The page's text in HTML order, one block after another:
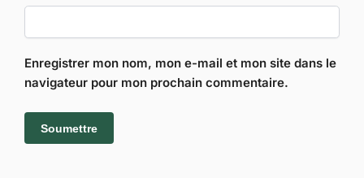
Enregistrer mon nom, mon e-mail et mon site dans le
navigateur pour mon prochain commentaire.